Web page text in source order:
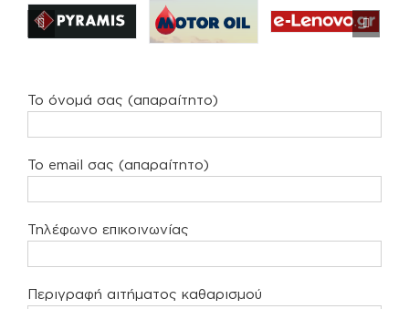
Το όνομά σας (απαραίτητο)
Το email σας (απαραίτητο)
Τηλέφωνο επικοινωνίας
Περιγραφή αιτήματος καθαρισμού